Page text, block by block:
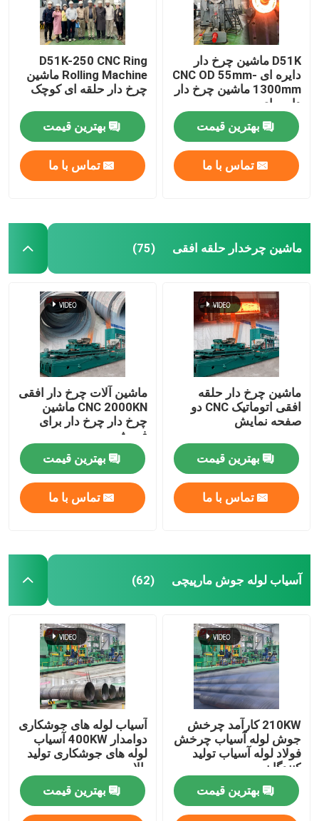
D51K ماشین چرخ دار
دایره ای CNC OD 55mm-
1300mm ماشین چرخ دار
دایره ای
بهترین قیمت
تماس با ما
D51K-250 CNC Ring
Rolling Machine ماشین
چرخ دار حلقه ای کوچک
بهترین قیمت
تماس با ما
ماشین چرخدار حلقه افقی (75)
ماشین چرخ دار حلقه
افقی اتوماتیک CNC دو
صفحه نمایش
بهترین قیمت
تماس با ما
ماشین آلات چرخ دار افقی
CNC 2000KN ماشین
چرخ دار چرخ دار برای
فروش
بهترین قیمت
تماس با ما
آسیاب لوله جوش مارپیچی (62)
210KW کارآمد چرخش
جوش لوله آسیاب چرخش
فولاد لوله آسیاب تولید
کنندگان
بهترین قیمت
آسیاب لوله های جوشکاری
دوامدار 400KW آسیاب
لوله های جوشکاری تولید
بالا
بهترین قیمت